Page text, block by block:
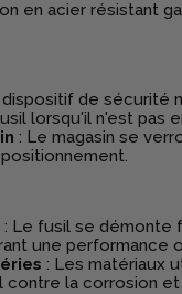
en acier résistant
dispositif de sécurité
lorsqu'il n'est pas
: Le magasin se
: Le fusil se démonte
une performance
: Les matériaux
la corrosion